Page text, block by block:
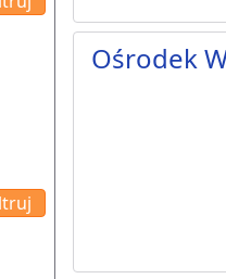
Ośrodek